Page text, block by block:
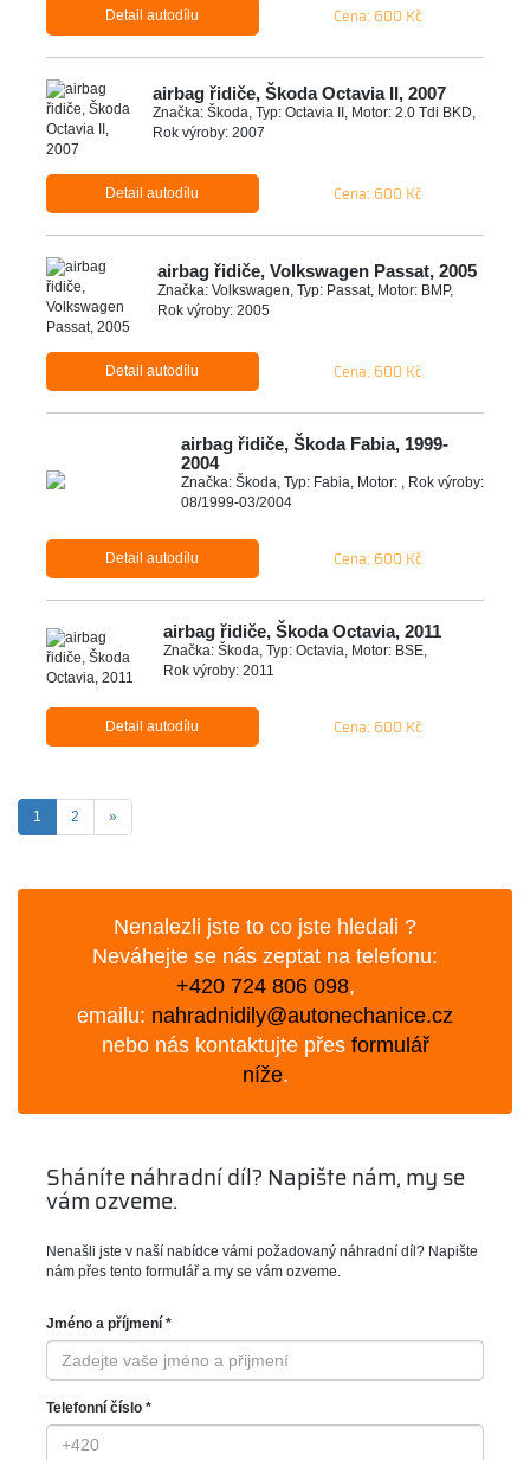
Detail autodílu Cena: 600 Kč
airbag řidiče, Škoda Octavia II, 2007
Značka: Škoda, Typ: Octavia II, Motor: 2.0 Tdi BKD,
Rok výroby: 2007
Detail autodílu Cena: 600 Kč
airbag řidiče, Volkswagen Passat, 2005
Značka: Volkswagen, Typ: Passat, Motor: BMP,
Rok výroby: 2005
Detail autodílu Cena: 600 Kč
airbag řidiče, Škoda Fabia, 1999-
2004
Značka: Škoda, Typ: Fabia, Motor: , Rok výroby:
08/1999-03/2004
Detail autodílu Cena: 600 Kč
airbag řidiče, Škoda Octavia, 2011
Značka: Škoda, Typ: Octavia, Motor: BSE,
Rok výroby: 2011
Detail autodílu Cena: 600 Kč
1 (aktuální)
2 »Další
Nenalezli jste to co jste hledali ?
Neváhejte se nás zeptat na telefonu:
+420 724 806 098,
emailu: nahradnidily@autonechanice.cz
nebo nás kontaktujte přes formulář
níže.
Sháníte náhradní díl? Napište nám, my se
vám ozveme.
Nenašli jste v naší nabídce vámi požadovaný náhradní díl? Napište
nám přes tento formulář a my se vám ozveme.
Jméno a příjmení *
Telefonní číslo *